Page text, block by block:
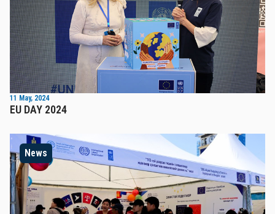
11 May, 2024
EU DAY 2024
News